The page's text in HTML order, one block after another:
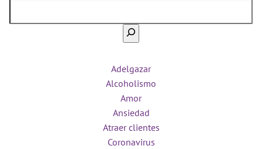
Adelgazar
Alcoholismo
Amor
Ansiedad
Atraer clientes
Coronavirus